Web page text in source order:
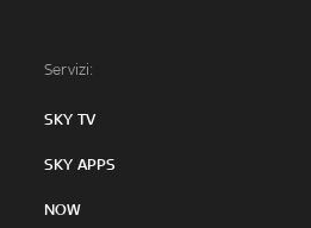
Servizi:
SKY TV
SKY APPS
NOW